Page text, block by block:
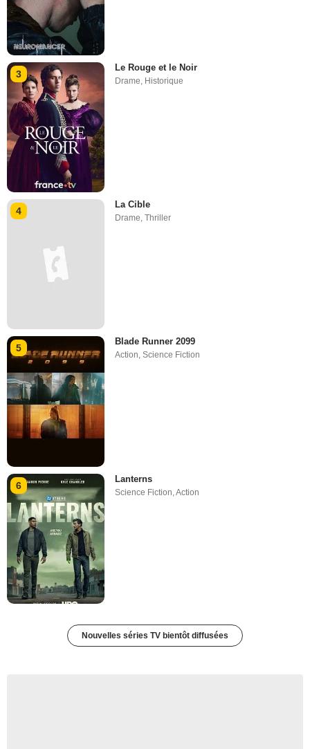
3
Le Rouge et le Noir
Drame Historique
4
La Cible
Drame,Thriller
5
Blade Runner 2099
Action,Science Fiction
6
Lanterns
Science Fiction ,Action
Nouvelles séries TV bientôt diffusées